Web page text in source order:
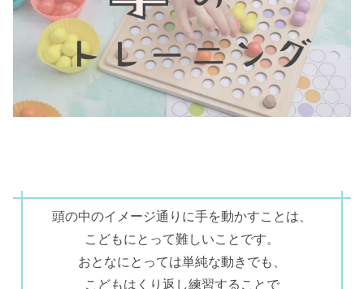
頭の中のイメージ通りに手を動かすことは、
こどもにとって難しいことです。
おとなにとっては単純な動きでも、
こどもはくり返し練習することで